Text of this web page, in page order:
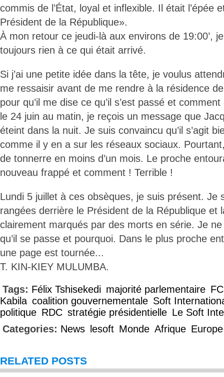
commis de l’État, loyal et inflexible. Il était l’épée
Président de la République».
À mon retour ce jeudi-là aux environs de 19:00’,
toujours rien à ce qui était arrivé.
Si j’ai une petite idée dans la tête, je voulus
me ressaisir avant de me rendre à la résidence
pour qu’il me dise ce qu’il s’est passé et
le 24 juin au matin, je reçois un message que
éteint dans la nuit. Je suis convaincu qu’il s’agit
comme il y en a sur les réseaux sociaux.
de tonnerre en moins d’un mois. Le proche
nouveau frappé et comment ! Terrible !
Lundi 5 juillet à ces obsèques, je suis présent. Je
rangées derrière le Président de la République et
clairement marqués par des morts en série. Je
qu’il se passe et pourquoi. Dans le plus proche
une page est tournée...
T. KIN-KIEY MULUMBA.
Tags: Félix Tshisekedi majorité parlementaire
Kabila coalition gouvernementale Soft
politique RDC stratégie présidentielle Le Soft
Categories: News lesoft Monde Afrique Europe
RELATED POSTS